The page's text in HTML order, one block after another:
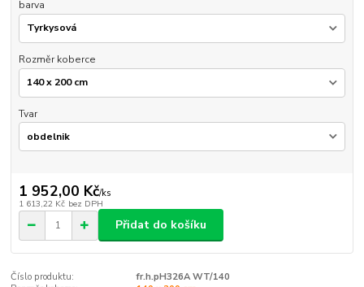
barva
Rozměr koberce
Tvar
1 952,00 Kč/ks
1 613,22 Kč bez DPH
Přidat do košíku
Číslo produktu:
fr.h.pH326A WT/140